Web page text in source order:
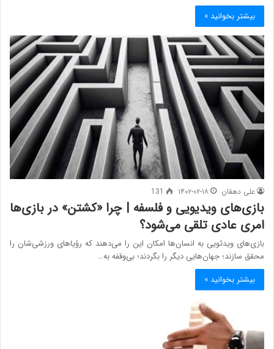
بیشتر بخوانید »
علی دهقان ۱۴۰۲-۰۲-۱۸ 131
بازی‌های ویدیویی و فلسفه | چرا «کشتن» در بازی‌ها
امری عادی تلقی می‌شود؟
بازی‌های ویدئویی به انسان‌ها امکان این را می‌دهند که رؤیاهای ورزشی‌شان را
محقق سازند؛ جهان‌هایی دیگر را بگردند؛ بی‌وقفه به…
بیشتر بخوانید »